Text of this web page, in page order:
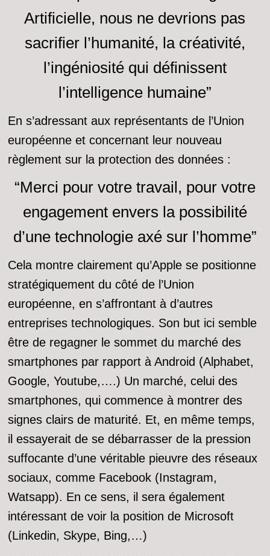
Artificielle, nous ne devrions pas
sacrifier l’humanité, la créativité,
l’ingéniosité qui définissent
l’intelligence humaine”
En s’adressant aux représentants de l’Union
européenne et concernant leur nouveau
règlement sur la protection des données :
“Merci pour votre travail, pour votre
engagement envers la possibilité
d’une technologie axé sur l’homme”
Cela montre clairement qu’Apple se positionne
stratégiquement du côté de l’Union
européenne, en s’affrontant à d’autres
entreprises technologiques. Son but ici semble
être de regagner le sommet du marché des
smartphones par rapport à Android (Alphabet,
Google, Youtube,….) Un marché, celui des
smartphones, qui commence à montrer des
signes clairs de maturité. Et, en même temps,
il essayerait de se débarrasser de la pression
suffocante d’une véritable pieuvre des réseaux
sociaux, comme Facebook (Instagram,
Watsapp). En ce sens, il sera également
intéressant de voir la position de Microsoft
(Linkedin, Skype, Bing,…)